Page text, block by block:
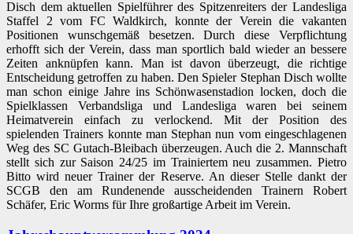
Disch dem aktuellen Spielführer des Spitzenreiters der Landesliga
Staffel 2 vom FC Waldkirch, konnte der Verein die vakanten
Positionen wunschgemäß besetzen. Durch diese Verpflichtung
erhofft sich der Verein, dass man sportlich bald wieder an bessere
Zeiten anknüpfen kann. Man ist davon überzeugt, die richtige
Entscheidung getroffen zu haben. Den Spieler Stephan Disch wollte
man schon einige Jahre ins Schönwasenstadion locken, doch die
Spielklassen Verbandsliga und Landesliga waren bei seinem
Heimatverein einfach zu verlockend. Mit der Position des
spielenden Trainers konnte man Stephan nun vom eingeschlagenen
Weg des SC Gutach-Bleibach überzeugen. Auch die 2. Mannschaft
stellt sich zur Saison 24/25 im Trainiertem neu zusammen. Pietro
Bitto wird neuer Trainer der Reserve. An dieser Stelle dankt der
SCGB den am Rundenende ausscheidenden Trainern Robert
Schäfer, Eric Worms für Ihre großartige Arbeit im Verein.